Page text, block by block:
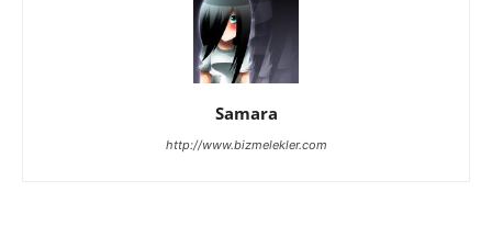
Samara
http://www.bizmelekler.com